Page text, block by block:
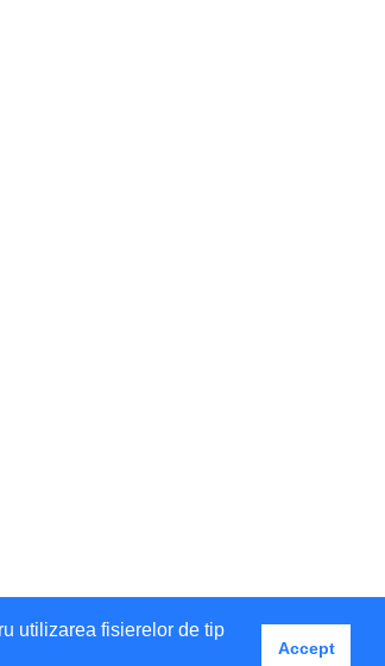
utilizarea fisierelor de tip
Accept